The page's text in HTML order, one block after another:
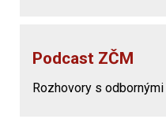
Podcast ZČM
Rozhovory s